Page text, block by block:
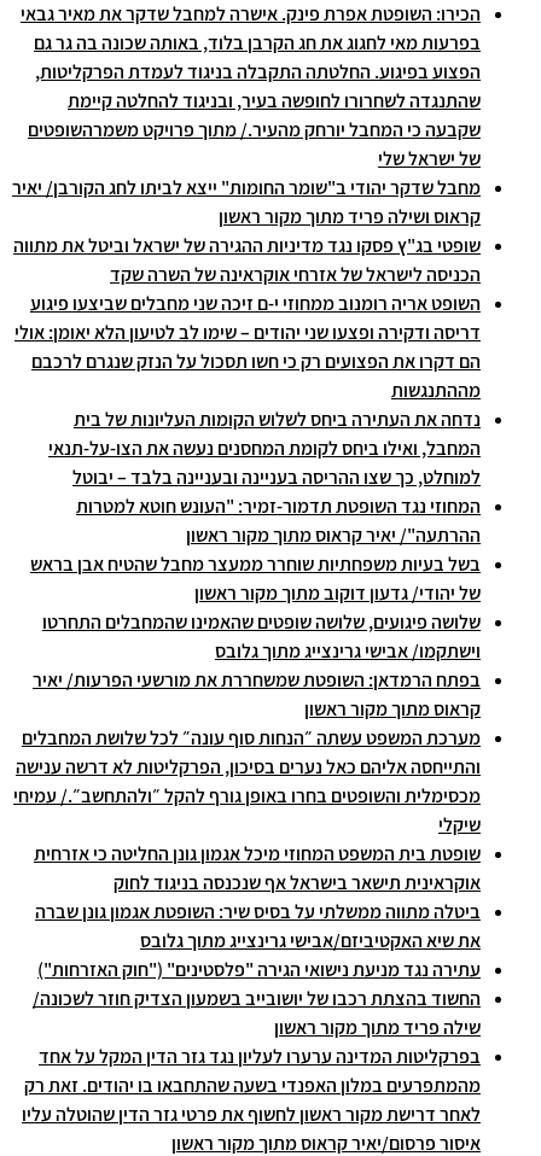
הכירו: השופטת אפרת פינק. אישרה למחבל שדקר את מאיר גבאי
בפרעות מאי לחגוג את חג הקרבן בלוד, באותה שכונה בה גר גם
הפצוע בפיגוע. החלטתה התקבלה בניגוד לעמדת הפרקליטות,
שהתנגדה לשחרורו לחופשה בעיר, ובניגוד להחלטה קיימת
שקבעה כי המחבל יורחק מהעיר./ מתוך פרויקט משמרהשופטים
של ישראל שלי
מחבל שדקר יהודי ב"שומר החומות" ייצא לביתו לחג הקורבן/ יאיר
קראוס ושילה פריד מתוך מקור ראשון
שופטי בג"ץ פסקו נגד מדיניות ההגירה של ישראל וביטל את מתווה
הכניסה לישראל של אזרחי אוקראינה של השרה שקד
השופט אריה רומנוב ממחוזי י-ם זיכה שני מחבלים שביצעו פיגוע
דריסה ודקירה ופצעו שני יהודים – שימו לב לטיעון הלא יאומן: אולי
הם דקרו את הפצועים רק כי חשו תסכול על הנזק שנגרם לרכבם
מההתנגשות
נדחה את העתירה ביחס לשלוש הקומות העליונות של בית
המחבל, ואילו ביחס לקומת המחסנים נעשה את הצו-על-תנאי
למוחלט, כך שצו ההריסה בעניינה ובעניינה בלבד – יבוטל
המחוזי נגד השופטת תדמור-זמיר: "העונש חוטא למטרות
ההרתעה"/ יאיר קראוס מתוך מקור ראשון
בשל בעיות משפחתיות שוחרר ממעצר מחבל שהטיח אבן בראש
של יהודי/ גדעון דוקוב מתוך מקור ראשון
שלושה פיגועים, שלושה שופטים שהאמינו שהמחבלים התחרטו
וישתקמו/ אבישי גרינצייג מתוך גלובס
בפתח הרמדאן: השופטת שמשחררת את מורשעי הפרעות/ יאיר
קראוס מתוך מקור ראשון
מערכת המשפט עשתה ״הנחות סוף עונה״ לכל שלושת המחבלים
והתייחסה אליהם כאל נערים בסיכון, הפרקליטות לא דרשה ענישה
מכסימלית והשופטים בחרו באופן גורף להקל ״ולהתחשב״./ עמיחי
שיקלי
שופטת בית המשפט המחוזי מיכל אגמון גונן החליטה כי אזרחית
אוקראינית תישאר בישראל אף שנכנסה בניגוד לחוק
ביטלה מתווה ממשלתי על בסיס שיר: השופטת אגמון גונן שברה
את שיא האקטיביזם/אבישי גרינצייג מתוך גלובס
עתירה נגד מניעת נישואי הגירה "פלסטינים" ("חוק האזרחות")
החשוד בהצתת רכבו של יושובייב בשמעון הצדיק חוזר לשכונה/
שילה פריד מתוך מקור ראשון
בפרקליטות המדינה ערערו לעליון נגד גזר הדין המקל על אחד
מהמתפרעים במלון האפנדי בשעה שהתחבאו בו יהודים. זאת רק
לאחר דרישת מקור ראשון לחשוף את פרטי גזר הדין שהוטלה עליו
איסור פרסום/יאיר קראוס מתוך מקור ראשון